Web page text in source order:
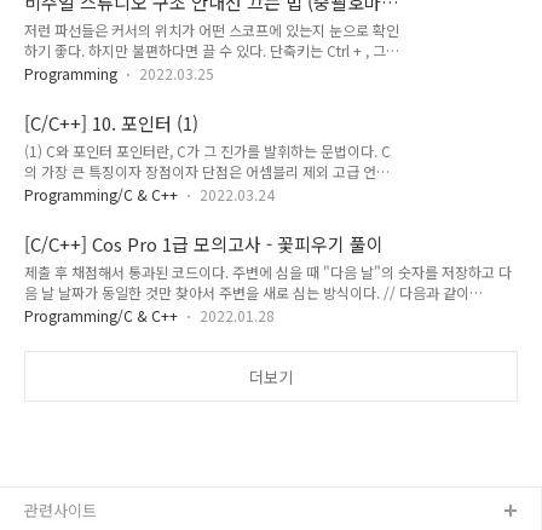
"0.2.0", "configurations": [ { "name": "Launch", "type":
"go", "request": "launch", "mode": "auto", "console":
"integratedTerminal", "program": "${workspaceFolder}"
} ] } 저기 저 "console"을 integratedTerminal로 해주면 우리
다 파선 있는 거)
저런 파선들은 커서의 위치가 어떤 스코프에 있는지 눈으로 확인
하기 좋다. 하지만 불편하다면 끌 수 있다. 단축키는 Ctrl + , 그
리고 텍스트 편집기 -> 일반 -> 구조 안내선 표시 를 비활성화 해
으니까 어색하네.. 다시 켜야지 끝.
Programming 2022.03.25
[C/C++] 10. 포인터 (1)
(1) C와 포인터 포인터란, C가 그 진가를 발휘하는 문법이다. C
의 가장 큰 특징이자 장점이자 단점은 어셈블리 제외 고급 언어
들 중 가장 기계어와 가깝다는 것인데 이는 이론 상 프로그램의
게 주어지는 자유도가 높다는 것인데 개발자에게 자유를 준다는
것은, 곧 (언어, 컴파일러 차원에서) 알아서 해준다는 게 없다는
뜻이다. 이것이 주니어 개발자일수록 단점으로 작용할 수도 있지
만 그만큼 low-level에서 필요한 기초 지식들을 익힌다는 것이
기 때문에 그런 것들을 자동으로 해주는 라이브러리나, 상위 고
Programming/C & C++ 2022.03.24
[C/C++] Cos Pro 1급 모의고사 - 꽃피우기 풀이
제출 후 채점해서 통과된 코드이다. 주변에 심을 때 "다음 날"의 숫자를 저장하고 다
음 날 날짜가 동일한 것만 찾아서 주변을 새로 심는 방식이다. // 다음과 같이
include를 사용할 수 있습니다. #include #include #include using namespace
1; for (int i = 0; i < Row; ++i) { for (int j = 0; j < Column; ++j) { if (garden[i]
Programming/C & C++ 2022.01.28
더보기
관련사이트